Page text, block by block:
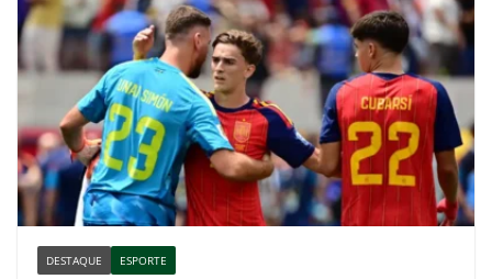
DESTAQUE ESPORTE